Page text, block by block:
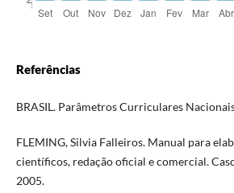
Referências
BRASIL. Parâmetros Curriculares
FLEMING, Silvia Falleiros. Manual para
científicos, redação oficial e comercial.
2005.